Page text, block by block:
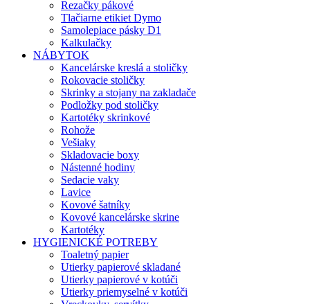
Rezačky pákové
Tlačiarne etikiet Dymo
Samolepiace pásky D1
Kalkulačky
NÁBYTOK
Kancelárske kreslá a stoličky
Rokovacie stoličky
Skrinky a stojany na zakladače
Podložky pod stoličky
Kartotéky skrinkové
Rohože
Vešiaky
Skladovacie boxy
Nástenné hodiny
Sedacie vaky
Lavice
Kovové šatníky
Kovové kancelárske skrine
Kartotéky
HYGIENICKÉ POTREBY
Toaletný papier
Utierky papierové skladané
Utierky papierové v kotúči
Utierky priemyselné v kotúči